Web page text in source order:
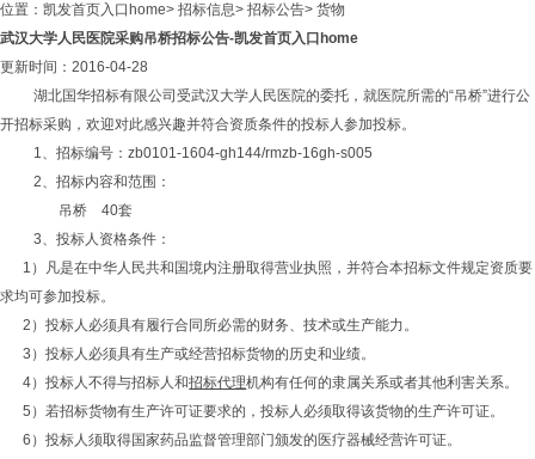
位置： 凯发首页入口home> 招标信息> 招标公告> 货物
武汉大学人民医院采购吊桥招标公告-凯发首页入口home
更新时间：2016-04-28
湖北国华招标有限公司受武汉大学人民医院的委托，就医院所需的“吊桥”进行公
开招标采购，欢迎对此感兴趣并符合资质条件的投标人参加投标。
1、招标编号：zb0101-1604-gh144/rmzb-16gh-s005
2、招标内容和范围：
吊桥 40套
3、投标人资格条件：
1）凡是在中华人民共和国境内注册取得营业执照，并符合本招标文件规定资质要
求均可参加投标。
2）投标人必须具有履行合同所必需的财务、技术或生产能力。
3）投标人必须具有生产或经营招标货物的历史和业绩。
4）投标人不得与招标人和招标代理机构有任何的隶属关系或者其他利害关系。
5）若招标货物有生产许可证要求的，投标人必须取得该货物的生产许可证。
6）投标人须取得国家药品监督管理部门颁发的医疗器械经营许可证。